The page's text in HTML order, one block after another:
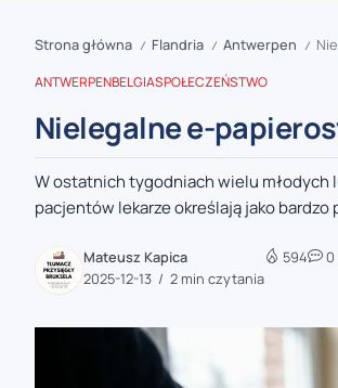
zaobserwuj nas
zaobserwuj nas
Strona główna / Flandria / Antwerpen /
ANTWERPENBELGIASPOŁECZEŃSTWO
Nielegalne e-
W ostatnich tygodniach wielu
pacjentów lekarze określają jako bardzo
Mateusz Kapica
2025-12-13
2 min czytania
594 0